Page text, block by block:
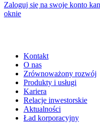
Zaloguj się na swoje konto
oknie
Kontakt
O nas
Zrównoważony rozwój
Produkty i usługi
Kariera
Relacje inwestorskie
Aktualności
Ład korporacyjny